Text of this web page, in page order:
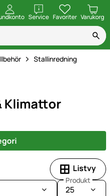
ServiceöppnaFavoriter Varukorg
Stallinredning
Klimattor
Listvy
Produkt
25